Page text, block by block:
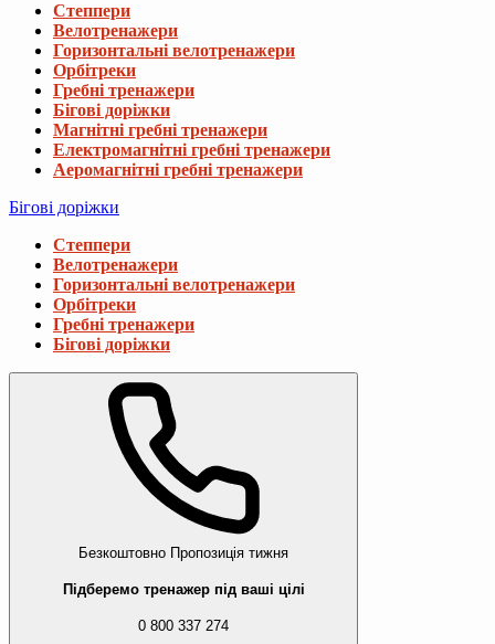
Степпери
Велотренажери
Горизонтальні велотренажери
Орбітреки
Гребні тренажери
Бігові доріжки
Магнітні гребні тренажери
Електромагнітні гребні тренажери
Аеромагнітні гребні тренажери
Бігові доріжки
Степпери
Велотренажери
Горизонтальні велотренажери
Орбітреки
Гребні тренажери
Бігові доріжки
Безкоштовно Пропозиція тижня
Підберемо тренажер під ваші цілі
0 800 337 274